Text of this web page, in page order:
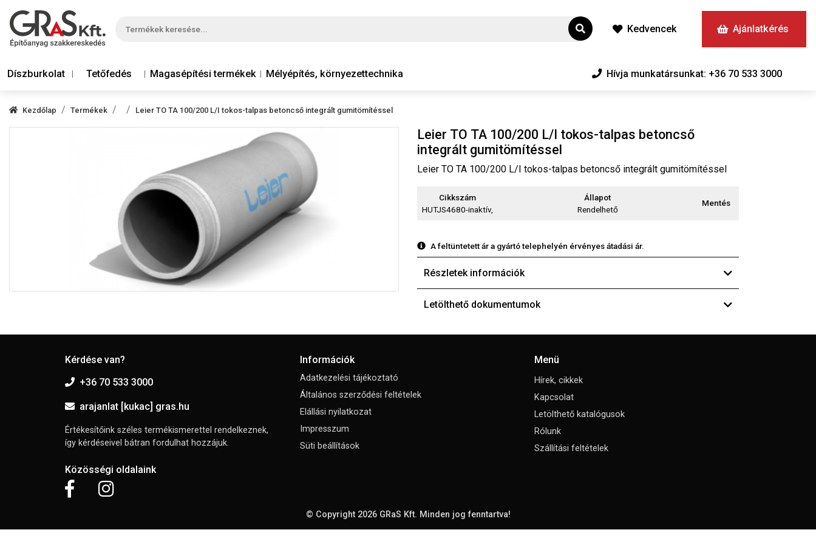
Kedvencek Ajánlatkérés
Díszburkolat Tetőfedés Magasépítési termékek Mélyépítés, környezettechnika Hívja munkatársunkat: +36 70 533 3000
Kezdőlap Termékek Leier TO TA 100/200 L/I tokos-talpas betoncső integrált gumitömítéssel
Leier TO TA 100/200 L/I tokos-talpas betoncső
integrált gumitömítéssel
Leier TO TA 100/200 L/I tokos-talpas betoncső integrált gumitömítéssel
Cikkszám
HUTJS4680-inaktív,
Állapot
Rendelhető
Mentés
A feltüntetett ár a gyártó telephelyén érvényes átadási ár.
Részletek információk
Letölthető dokumentumok
Kérdése van?
+36 70 533 3000
arajanlat [kukac] gras.hu
Értékesítőink széles termékismerettel rendelkeznek,
így kérdéseivel bátran fordulhat hozzájuk.
Közösségi oldalaink
Információk
Adatkezelési tájékoztató
Általános szerződési feltételek
Elállási nyilatkozat
Impresszum
Süti beállítások
Menü
Hírek, cikkek
Kapcsolat
Letölthető katalógusok
Rólunk
Szállítási feltételek
© Copyright 2026 GRaS Kft. Minden jog fenntartva!